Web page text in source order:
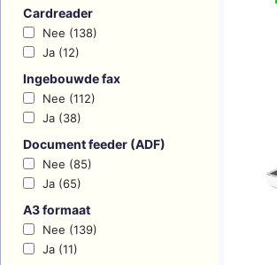
Cardreader
Nee (138)
Ja (12)
Ingebouwde fax
Nee (112)
Ja (38)
Document feeder (ADF)
Nee (85)
Ja (65)
A3 formaat
Nee (139)
Ja (11)